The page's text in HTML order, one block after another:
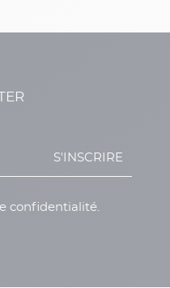
S'INSCRIRE
confidentialité.